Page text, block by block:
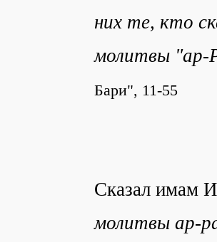
них те, кто
молитвы "ар-
Бари", 11-55
Сказал имам
молитвы ар-